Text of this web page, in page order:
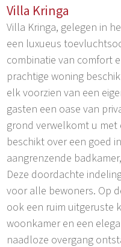
Villa Kringa
Villa Kringa, gelegen in
een luxueus
combinatie van comfort
prachtige woning
elk voorzien van een
gasten een oase van
grond verwelkomt u
beschikt over een goed
aangrenzende
Deze doordachte
voor alle bewoners. Op
ook een ruim uitgeruste
woonkamer en een
naadloze overgang